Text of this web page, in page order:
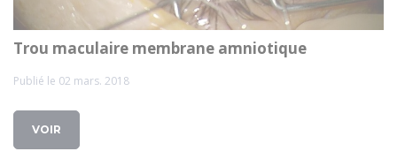
Trou maculaire membrane amniotique
Publié le 02 mars. 2018
VOIR